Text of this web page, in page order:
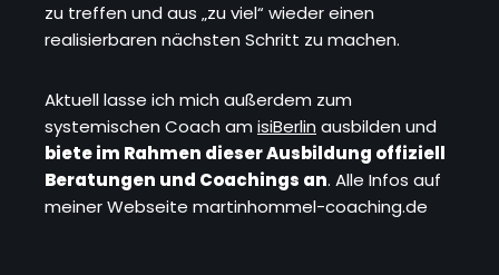
zu treffen und aus „zu viel“ wieder einen
realisierbaren nächsten Schritt zu machen.
Aktuell lasse ich mich außerdem zum
systemischen Coach am isiBerlin ausbilden und
biete im Rahmen dieser Ausbildung offiziell
Beratungen und Coachings an. Alle Infos auf
meiner Webseite martinhommel-coaching.de